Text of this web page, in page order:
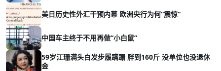
美日历史性外汇干预内幕 欧洲央行为何“震惊”
中国车主终于不用再做“小白鼠”
59岁江珊满头白发步履蹒跚 胖到160斤 没单位也没退休
金